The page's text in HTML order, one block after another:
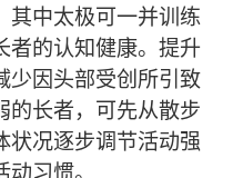
其中太极可一并训练
者的认知健康。提升
少因头部受创所引致
的长者，可先从散步
状况逐步调节活动强